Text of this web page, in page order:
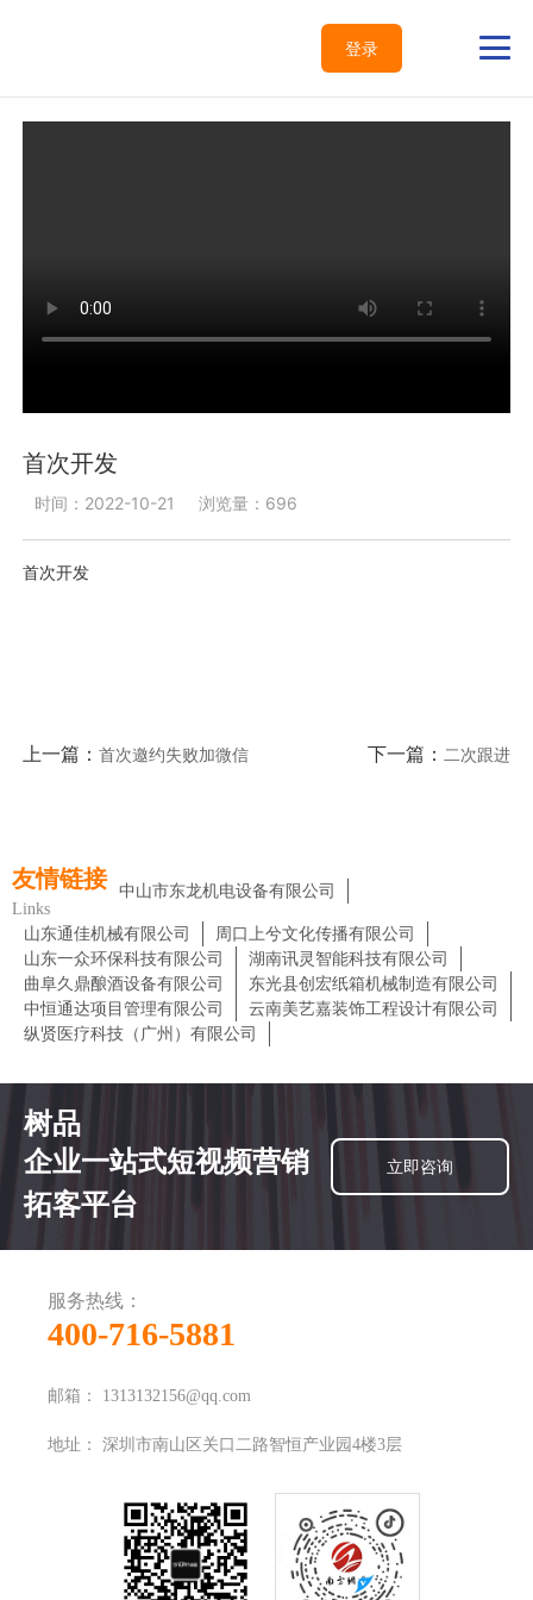
登录
首次开发
时间：2022-10-21 浏览量：696
首次开发
上一篇： 首次邀约失败加微信 下一篇：二次跟进
友情链接
Links
中山市东龙机电设备有限公司
山东通佳机械有限公司
周口上兮文化传播有限公司
山东一众环保科技有限公司
湖南讯灵智能科技有限公司
曲阜久鼎酿酒设备有限公司
东光县创宏纸箱机械制造有限公司
中恒通达项目管理有限公司
云南美艺嘉装饰工程设计有限公司
纵贤医疗科技（广州）有限公司
树品
企业一站式短视频营销
拓客平台
立即咨询
服务热线：
400-716-5881
邮箱： 1313132156@qq.com
地址： 深圳市南山区关口二路智恒产业园4楼3层